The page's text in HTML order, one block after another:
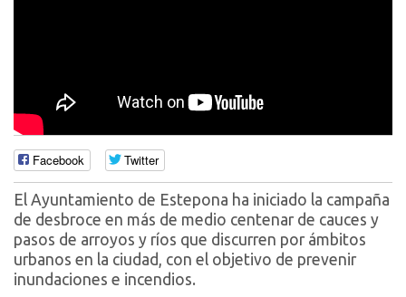
Facebook Twitter
El Ayuntamiento de Estepona ha iniciado la campaña
de desbroce en más de medio centenar de cauces y
pasos de arroyos y ríos que discurren por ámbitos
urbanos en la ciudad, con el objetivo de prevenir
inundaciones e incendios.